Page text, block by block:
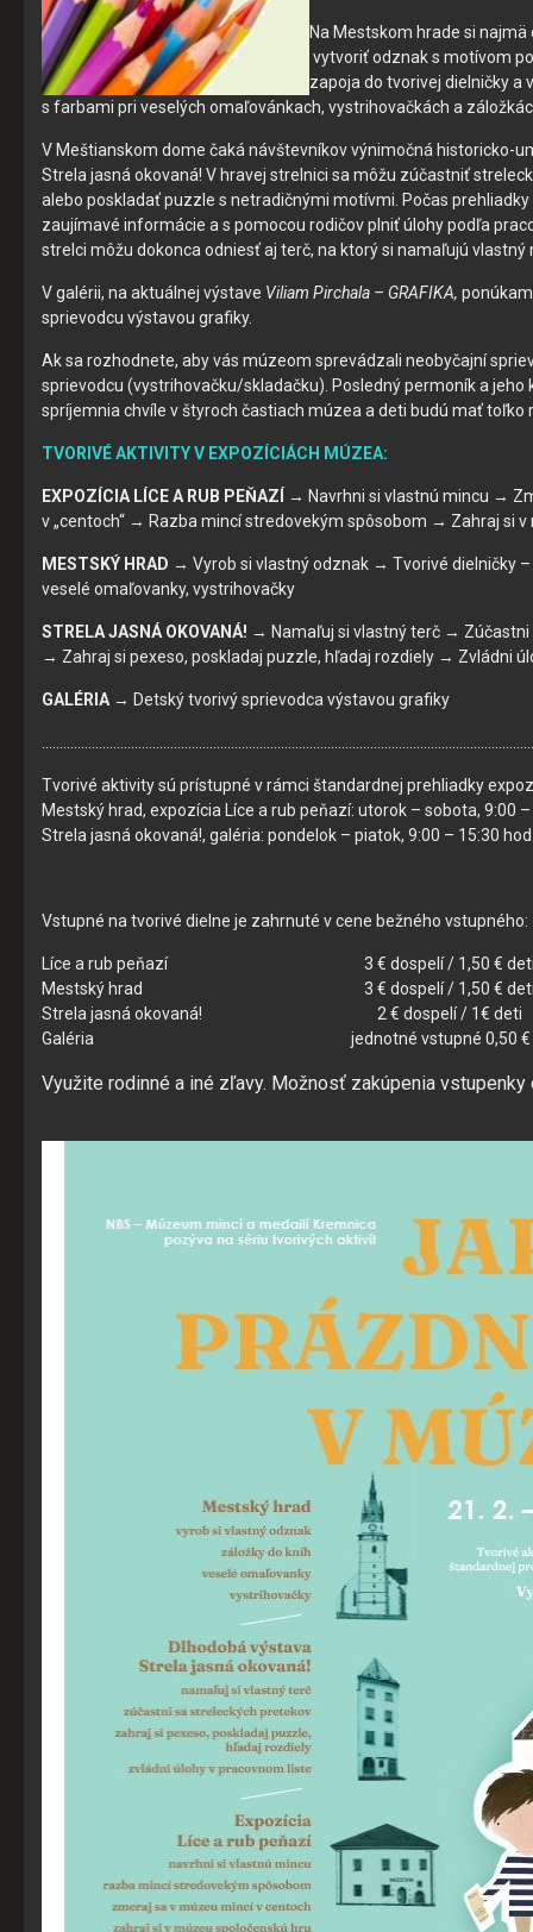
Na Mestskom hrade si
vytvoriť odznak s motívom
zapoja do tvorivej dielničky a
s farbami pri veselých omaľovánkach, vystrihovačkách a
V Meštianskom dome čaká návštevníkov výnimočná historicko-
Strela jasná okovaná! V hravej strelnici sa môžu zúčastniť
alebo poskladať puzzle s netradičnými motívmi. Počas
zaujímavé informácie a s pomocou rodičov plniť úlohy podľa
strelci môžu dokonca odniesť aj terč, na ktorý si namaľujú
V galérii, na aktuálnej výstave Viliam Pirchala – GRAFIKA,
sprievodcu výstavou grafiky.
Ak sa rozhodnete, aby vás múzeom sprevádzali neobyčajní
sprievodcu (vystrihovačku/skladačku). Posledný permoník a
spríjemnia chvíle v štyroch častiach múzea a deti budú mať toľko
TVORIVÉ AKTIVITY V EXPOZÍCIÁCH MÚZEA:
EXPOZÍCIA LÍCE A RUB PEŇAZÍ
→ Navrhni si vlastnú mincu →
v „centoch“ → Razba mincí stredovekým spôsobom → Zahraj si
MESTSKÝ HRAD → Vyrob si vlastný odznak → Tvorivé dielničky –
veselé omaľovanky, vystrihovačky
STRELA JASNÁ OKOVANÁ! → Namaľuj si vlastný terč → Zúčastni
→ Zahraj si pexeso, poskladaj puzzle, hľadaj rozdiely → Zvládni
GALÉRIA → Detský tvorivý sprievodca výstavou grafiky
Tvorivé aktivity sú prístupné v rámci štandardnej prehliadky
Mestský hrad, expozícia Líce a rub peňazí: utorok – sobota, 9:00
Strela jasná okovaná!, galéria: pondelok – piatok, 9:00 – 15:30
Vstupné na tvorivé dielne je zahrnuté v cene bežného vstupného:
Líce a rub peňazí 3 € dospelí / 1,50 €
Mestský hrad 3 € dospelí / 1,50 €
Strela jasná okovaná! 2 € dospelí / 1€ deti
Galéria jednotné vstupné 0,50 €
Využite rodinné a iné zľavy. Možnosť zakúpenia
Súhlas s používaním cookies
našich stránkach. Cookies používame na poskytovanie
Zo zákona môžeme na vašom zariadení ukladať iba súbory
cookie, ktoré sú nevyhnutné pre prevádzku týchto stránok.
Pre všetky ostatné typy súborov cookie potrebujeme vaše
pomôžete nám tak naše stránky a služby zlepšovať. Svoj
Vyberte úroveň cookies, ktorú chcete povoliť
Technické súbory cookie sú pre prevádzku nevyhnutné a
pomáhajú urobiť webové stránky uplatniteľnými tým, že
prístup k zabezpečeným oblastiam webovej stránky. Bez
týchto súborov cookie nemôže web správne fungovať.
Analytické cookies
Analytické cookies pomáhajú prevádzkovateľovi stránok
pochopiť, ako návštevníci stránok stránku používajú, aby
mohol stránky optimalizovať a ponúknuť im lepšiu
skúsenosť. Všetky dáta sa zbierajú anonymne a nie je
možné ich spojiť s konkrétnou osobou.
POVOLIŤ VŠETKO
ULOŽIŤ NASTAVENIA